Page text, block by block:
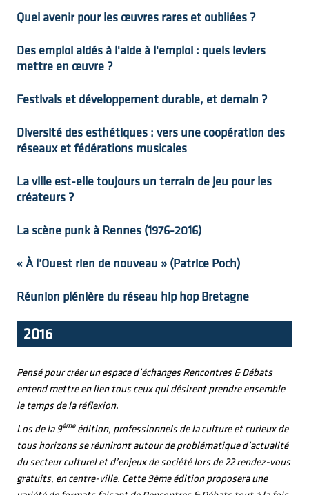
Quel avenir pour les œuvres rares et oubliées ?
Des emploi aidés à l'aide à l'emploi : quels leviers
mettre en œuvre ?
Festivals et développement durable, et demain ?
Diversité des esthétiques : vers une coopération des
réseaux et fédérations musicales
La ville est-elle toujours un terrain de jeu pour les
créateurs ?
La scène punk à Rennes (1976-2016)
« À l’Ouest rien de nouveau » (Patrice Poch)
Réunion plénière du réseau hip hop Bretagne
2016
Pensé pour créer un espace d’échanges Rencontres & Débats
entend mettre en lien tous ceux qui désirent prendre ensemble
le temps de la réflexion.
Los de la 9èmeédition, professionnels de la culture et curieux de
tous horizons se réuniront autour de problématique d’actualité
du secteur culturel et d’enjeux de société lors de 22 rendez-vous
gratuits, en centre-ville. Cette 9ème édition proposera une